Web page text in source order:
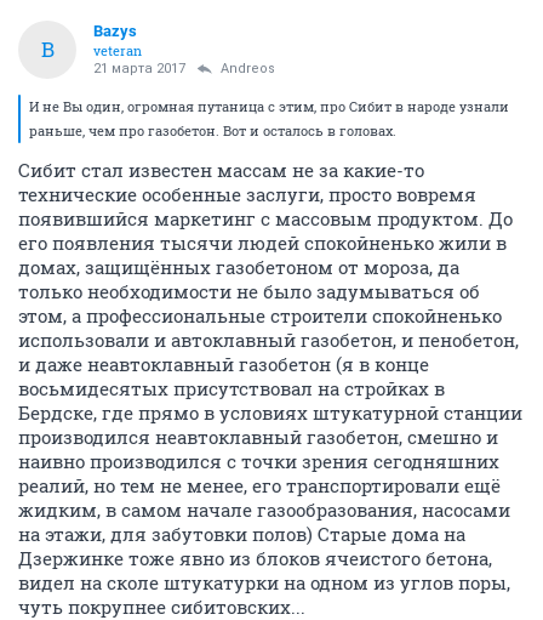
B
Bazys
veteran
21 марта 2017 Andreos
И не Вы один, огромная путаница с этим, про Сибит в народе узнали
раньше, чем про газобетон. Вот и осталось в головах.
Сибит стал известен массам не за какие-то
технические особенные заслуги, просто вовремя
появившийся маркетинг с массовым продуктом. До
его появления тысячи людей спокойненько жили в
домах, защищённых газобетоном от мороза, да
только необходимости не было задумываться об
этом, а профессиональные строители спокойненько
использовали и автоклавный газобетон, и пенобетон,
и даже неавтоклавный газобетон (я в конце
восьмидесятых присутствовал на стройках в
Бердске, где прямо в условиях штукатурной станции
производился неавтоклавный газобетон, смешно и
наивно производился с точки зрения сегодняшних
реалий, но тем не менее, его транспортировали ещё
жидким, в самом начале газообразования, насосами
на этажи, для забутовки полов) Старые дома на
Дзержинке тоже явно из блоков ячеистого бетона,
видел на сколе штукатурки на одном из углов поры,
чуть покрупнее сибитовских...